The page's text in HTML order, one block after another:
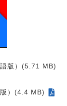
版）(5.71 MB)
）(4.4 MB)